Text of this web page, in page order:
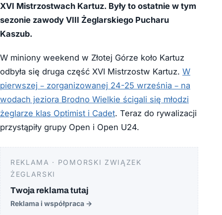
XVI Mistrzostwach Kartuz. Były to ostatnie w tym
sezonie zawody VIII Żeglarskiego Pucharu
Kaszub.
W miniony weekend w Złotej Górze koło Kartuz
odbyła się druga część XVI Mistrzostw Kartuz. W
pierwszej – zorganizowanej 24-25 września – na
wodach jeziora Brodno Wielkie ścigali się młodzi
żeglarze klas Optimist i Cadet. Teraz do rywalizacji
przystąpiły grupy Open i Open U24.
REKLAMA · POMORSKI ZWIĄZEK
ŻEGLARSKI
Twoja reklama tutaj
Reklama i współpraca →